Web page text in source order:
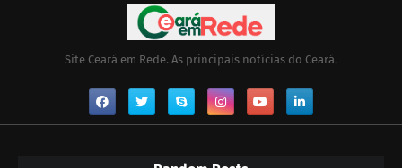
Site Ceará em Rede. As principais notícias do Ceará.